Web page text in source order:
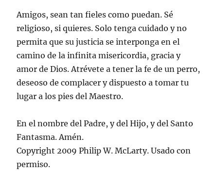
Amigos, sean tan fieles como puedan. Sé
religioso, si quieres. Solo tenga cuidado y no
permita que su justicia se interponga en el
camino de la infinita misericordia, gracia y
amor de Dios. Atrévete a tener la fe de un perro,
deseoso de complacer y dispuesto a tomar tu
lugar a los pies del Maestro.
En el nombre del Padre, y del Hijo, y del Santo
Fantasma. Amén.
Copyright 2009 Philip W. McLarty. Usado con
permiso.